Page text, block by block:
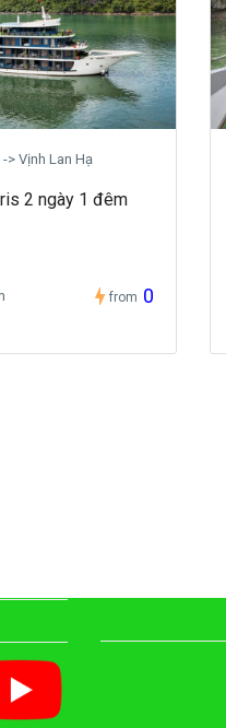
> Vịnh Lan Hạ
2 ngày 1 đêm
from 0